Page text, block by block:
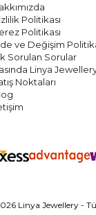
Politikası
Politikası
ve Değişim
Sorulan Sorular
Linya
Noktaları
Linya Jewellery -